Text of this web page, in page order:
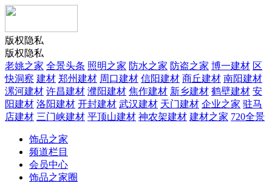
版权隐私
版权隐私
老姚之家 全景头条 照明之家 防水之家 防盗之家 博一建材 区
快洞察 建材 郑州建材 周口建材 信阳建材 商丘建材 南阳建材
漯河建材 许昌建材 濮阳建材 焦作建材 新乡建材 鹤壁建材 安
阳建材 洛阳建材 开封建材 武汉建材 天门建材 企业之家 驻马
店建材 三门峡建材 平顶山建材 神农架建材 建材之家 720全景
饰品之家
频道栏目
会员中心
饰品之家圈